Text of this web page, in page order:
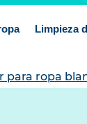
Limpieza
para ropa